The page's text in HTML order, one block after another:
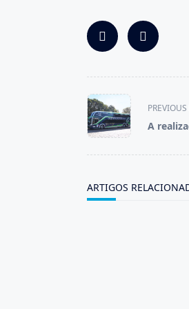
<span
class="nav-
subtitle
screen-
text">Page</span>
A
ARTIGOS